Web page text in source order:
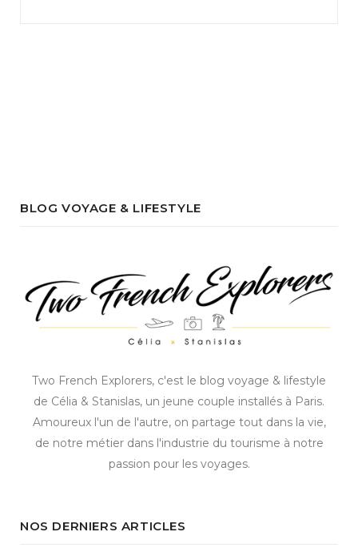
BLOG VOYAGE & LIFESTYLE
Two French Explorers, c'est le blog voyage & lifestyle
de Célia & Stanislas, un jeune couple installés à Paris.
Amoureux l'un de l'autre, on partage tout dans la vie,
de notre métier dans l'industrie du tourisme à notre
passion pour les voyages.
NOS DERNIERS ARTICLES